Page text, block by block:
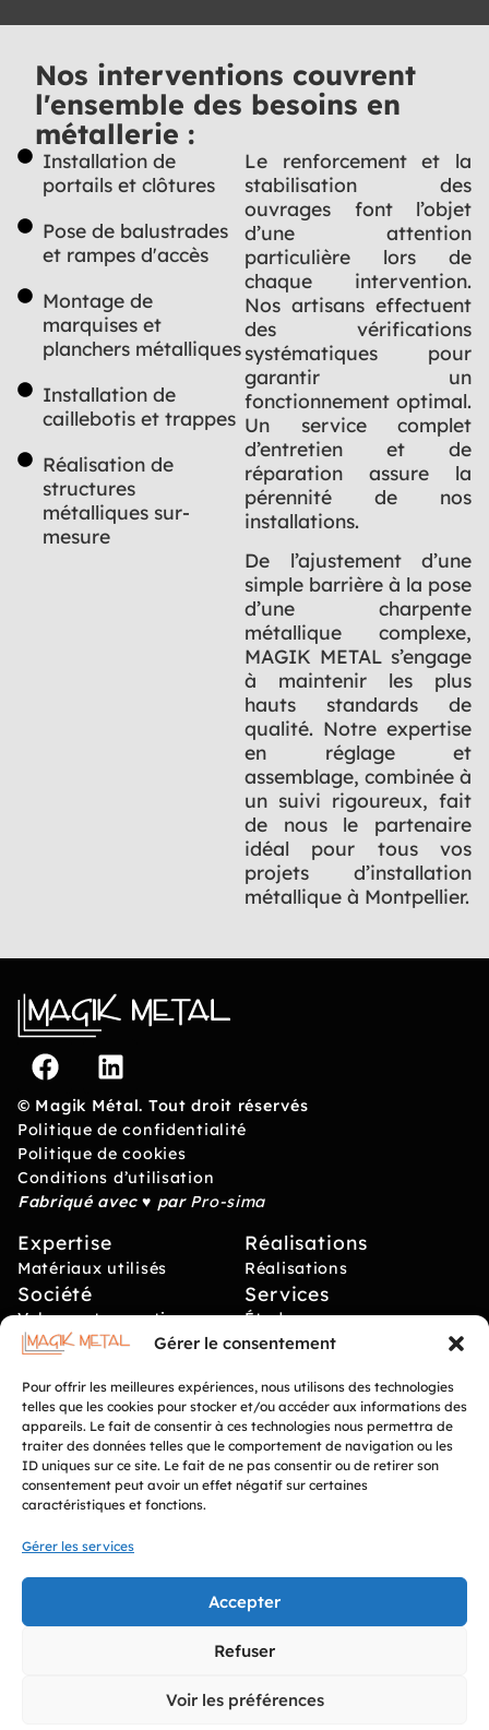
Gérer le consentement
Pour offrir les meilleures expériences, nous utilisons des technologies
telles que les cookies pour stocker et/ou accéder aux informations des
appareils. Le fait de consentir à ces technologies nous permettra de
traiter des données telles que le comportement de navigation ou les
ID uniques sur ce site. Le fait de ne pas consentir ou de retirer son
consentement peut avoir un effet négatif sur certaines
caractéristiques et fonctions.
Gérer les services
Accepter
Refuser
Voir les préférences
Nos interventions couvrent
l'ensemble des besoins en
métallerie :
Installation de
portails et clôtures
Pose de balustrades
et rampes d'accès
Montage de
marquises et
planchers métalliques
Installation de
caillebotis et trappes
Réalisation de
structures
métalliques sur-
mesure
Le renforcement et la
stabilisation des
ouvrages font l’objet
d’une attention
particulière lors de
chaque intervention.
Nos artisans effectuent
des vérifications
systématiques pour
garantir un
fonctionnement optimal.
Un service complet
d’entretien et de
réparation assure la
pérennité de nos
installations.
De l’ajustement d’une
simple barrière à la pose
d’une charpente
métallique complexe,
MAGIK METAL s’engage
à maintenir les plus
hauts standards de
qualité. Notre expertise
en réglage et
assemblage, combinée à
un suivi rigoureux, fait
de nous le partenaire
idéal pour tous vos
projets d’installation
métallique à Montpellier.
© Magik Métal. Tout droit réservés
Politique de confidentialité
Politique de cookies
Conditions d’utilisation
Fabriqué avec ♥ par Pro-sima
Expertise
Matériaux utilisés
Société
Valeurs et expertises
Innovations et techniques
d'intervention
Délai de réalisation
Types de matériaux
disponibles
Réalisations
Réalisations
Services
Études sur mesure
Installation et pose
professionnels et
particuliers
Recrutement
Recrutement
confidentialité
s’appliquent.